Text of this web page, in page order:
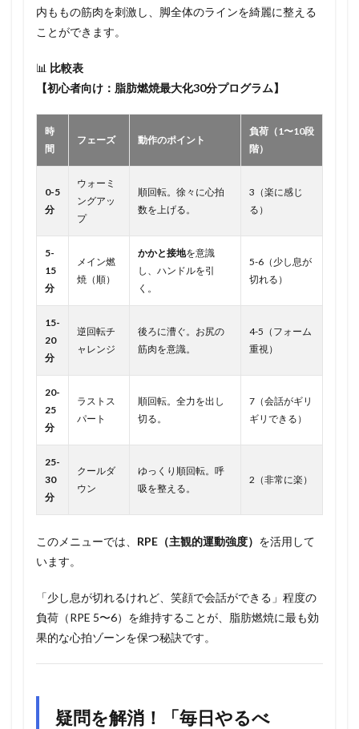
内ももの筋肉を刺激し、脚全体のラインを綺麗に整える
ことができます。
📊 比較表
【初心者向け：脂肪燃焼最大化30分プログラム】
時
間
フェーズ 動作のポイント
負荷（1〜10段
階）
0-5
分
ウォーミ
ングアッ
プ
順回転。徐々に心拍
数を上げる。
3（楽に感じ
る）
5-
15
分
メイン燃
焼（順）
かかと接地を意識
し、ハンドルを引
く。
5-6（少し息が
切れる）
15-
20
分
逆回転チ
ャレンジ
後ろに漕ぐ。お尻の
筋肉を意識。
4-5（フォーム
重視）
20-
25
分
ラストス
パート
順回転。全力を出し
切る。
7（会話がギリ
ギリできる）
25-
30
分
クールダ
ウン
ゆっくり順回転。呼
吸を整える。
2（非常に楽）
このメニューでは、 RPE（主観的運動強度） を活用して
います。
「少し息が切れるけれど、笑顔で会話ができる」程度の
負荷（RPE 5〜6）を維持することが、脂肪燃焼に最も効
果的な心拍ゾーンを保つ秘訣です。
疑問を解消！「毎日やるべ